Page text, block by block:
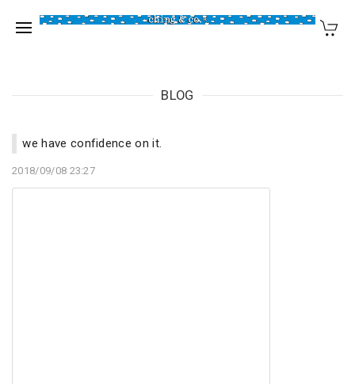
BLOG
we have confidence on it.
2018/09/08 23:27